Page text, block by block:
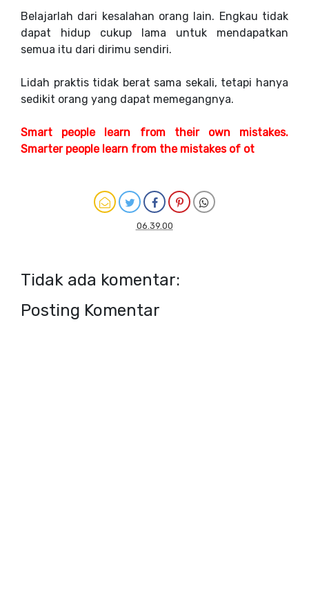
Belajarlah dari kesalahan orang lain. Engkau tidak
dapat hidup cukup lama untuk mendapatkan
semua itu dari dirimu sendiri.
Lidah praktis tidak berat sama sekali, tetapi hanya
sedikit orang yang dapat memegangnya.
Smart people learn from their own mistakes.
Smarter people learn from the mistakes of ot
06.39.00
Tidak ada komentar:
Posting Komentar